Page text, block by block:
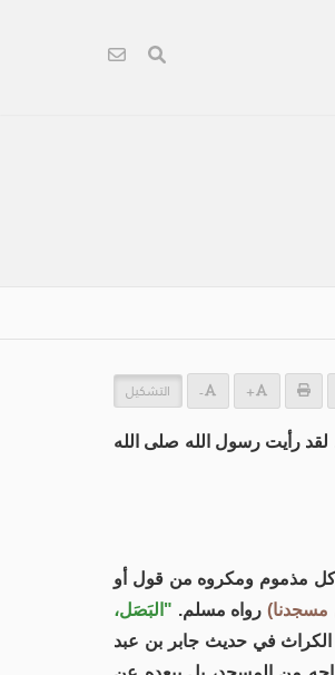
+
- التشكيل
رأيت رسول الله صلى الله
كل مذموم ومكروه من قول أو
مسجدنا) رواه مسلم. "البَصَل،
الكراث في حديث جابر بن عبد